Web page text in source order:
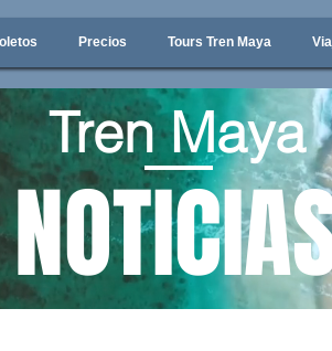
Precios Tours Tren Maya
Tren Maya